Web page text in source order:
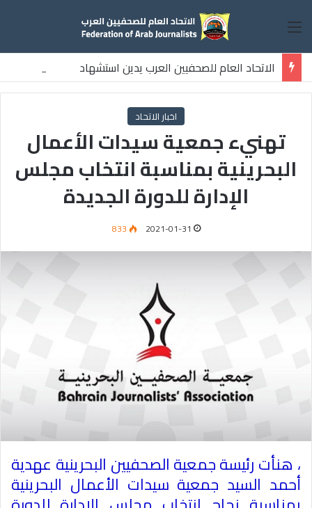
القائمة
الاتحاد العام للصحفيين العرب يدين استشهاد
ثلاثة صحفيين فلسطينيين باستهداف إسرائيلي وسط قطاع غزة
اخبار الاتحاد
تهنيء جمعية سيدات ‏الأعمال
البحرينية بمناسبة انتخاب مجلس
الإدارة للدورة الجديدة
2021-01-31
833
، هنأت رئيسة جمعية الصحفيين البحرينية عهدية
أحمد السيد جمعية سيدات ‏الأعمال البحرينية